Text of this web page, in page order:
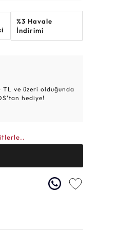
Burç
%3 Havale
İndirimi
TL ve üzeri olduğunda
hediye!